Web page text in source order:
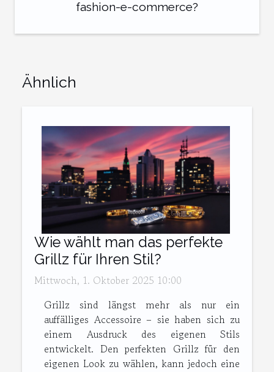
fashion-e-commerce?
Ähnlich
Wie wählt man das perfekte
Grillz für Ihren Stil?
Mittwoch, 1. Oktober 2025 10:00
Grillz sind längst mehr als nur ein
auffälliges Accessoire – sie haben sich zu
einem Ausdruck des eigenen Stils
entwickelt. Den perfekten Grillz für den
eigenen Look zu wählen, kann jedoch eine